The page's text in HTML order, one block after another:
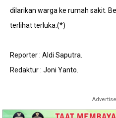
dilarikan warga ke rumah sakit.
terlihat terluka.(*)
Reporter : Aldi Saputra.
Redaktur : Joni Yanto.